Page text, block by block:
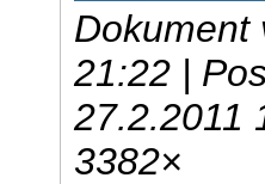
21:22 |
27.2.2011
3382×